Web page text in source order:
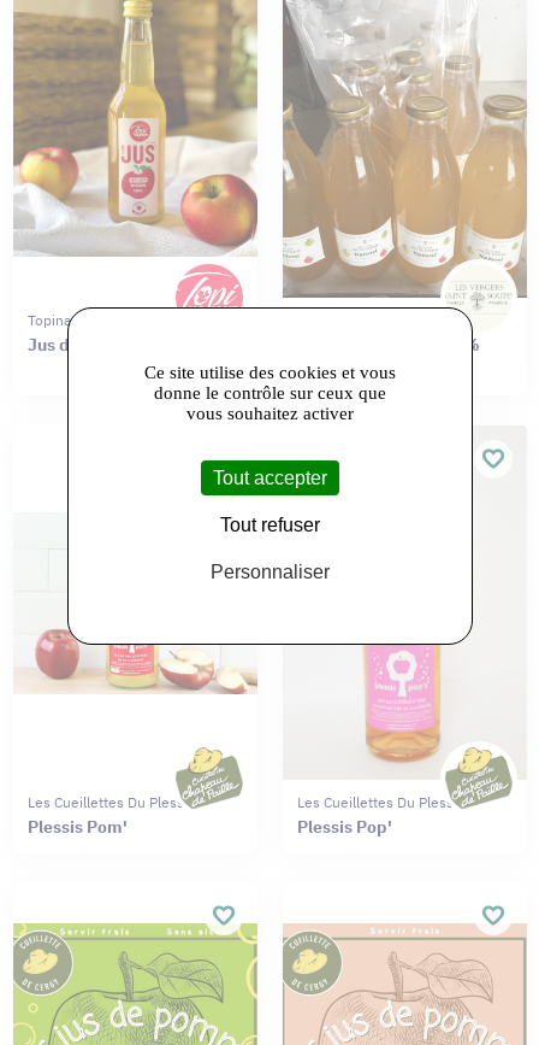
Topinamour
Jus de pomme - 33cL
JUS DE POMMES 100%
NATUREL
Les Cueillettes Du Plessis
Plessis Pom'
Les Cueillettes Du Plessis
Plessis Pop'
Ce site utilise des cookies et vous
donne le contrôle sur ceux que
vous souhaitez activer
Tout accepter
Tout refuser
Personnaliser